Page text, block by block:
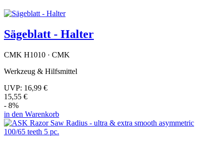
Sägeblatt - Halter
CMK H1010 · CMK
Werkzeug & Hilfsmittel
UVP: 16,99 €
15,55 €
- 8%
in den Warenkorb